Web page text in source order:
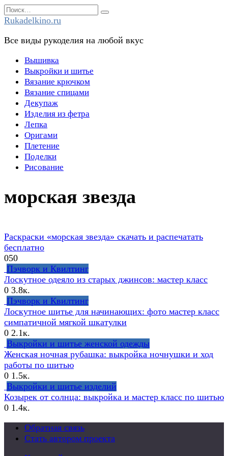
Перейти
к
Search
for:
Rukadelkino.ru
Все виды рукоделия на любой вкус
Вышивка
Выкройки и шитье
Вязание крючком
Вязание спицами
Декупаж
Изделия из фетра
Лепка
Оригами
Плетение
Поделки
Рисование
морская звезда
Раскраски «морская звезда» скачать и распечатать
бесплатно
050
Пэчворк и Квилтинг
Лоскутное одеяло из старых джинсов: мастер класс
0 3.8к.
Пэчворк и Квилтинг
Лоскутное шитье для начинающих: фото мастер класс
симпатичной мягкой шкатулки
0 2.1к.
Выкройки и шитье женской одежды
Женская ночная рубашка: выкройка ночнушки и ход
работы по шитью
0 1.5к.
Выкройки и шитье изделий
Козырек от солнца: выкройка и мастер класс по шитью
0 1.4к.
Обратная связь
Стать автором проекта